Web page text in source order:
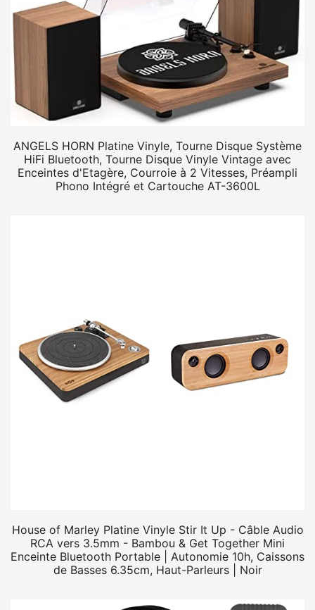
ANGELS HORN Platine Vinyle, Tourne Disque Système
HiFi Bluetooth, Tourne Disque Vinyle Vintage avec
Enceintes d'Etagère, Courroie à 2 Vitesses, Préampli
Phono Intégré et Cartouche AT-3600L
House of Marley Platine Vinyle Stir It Up - Câble Audio
RCA vers 3.5mm - Bambou & Get Together Mini
Enceinte Bluetooth Portable | Autonomie 10h, Caissons
de Basses 6.35cm, Haut-Parleurs | Noir